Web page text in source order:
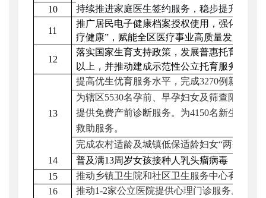
10
持续推进家庭医生签约服务，稳步提升重点
11
推广居民电子健康档案授权使用 ，强化
疗健康”，赋能全区医疗事业高质量发展。
12
落实国家生育支持政策，发展普惠托育服务
以上 ，并推动建成示范性公立托育服务机构。
13
提高优生优育服务水平， 完成3270例 新生儿
为辖区5530名孕前 、早孕妇女及筛查阳性妇
提供免费产前诊断服务。为4150名新生儿提
救助服务。
完成农村适龄及城镇低保适龄妇女“两癌”免
14
普及满13周岁女孩接种人乳头瘤病毒
15
推动乡镇卫生院和社区卫生服务中心有序开展
16
推动1-2家公立医院提供心理门诊服务。